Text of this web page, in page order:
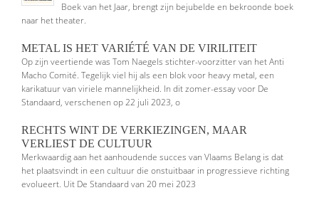
Boek van het Jaar, brengt zijn bejubelde en bekroonde boek
naar het theater.
METAL IS HET VARIÉTÉ VAN DE VIRILITEIT
Op zijn veertiende was Tom Naegels stichter-voorzitter van het Anti
Macho Comité. Tegelijk viel hij als een blok voor heavy metal, een
karikatuur van viriele mannelijkheid. In dit zomer-essay voor De
Standaard, verschenen op 22 juli 2023, o
RECHTS WINT DE VERKIEZINGEN, MAAR
VERLIEST DE CULTUUR
Merkwaardig aan het aanhoudende succes van Vlaams Belang is dat
het plaatsvindt in een cultuur die onstuitbaar in progressieve richting
evolueert. Uit De Standaard van 20 mei 2023